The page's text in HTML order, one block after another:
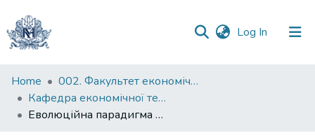
Log In (current)
Communities
&
Collections
Home
002. Факультет економічних наук
Кафедра економічної теорії
Еволюційна парадигма економіки перехідного періоду